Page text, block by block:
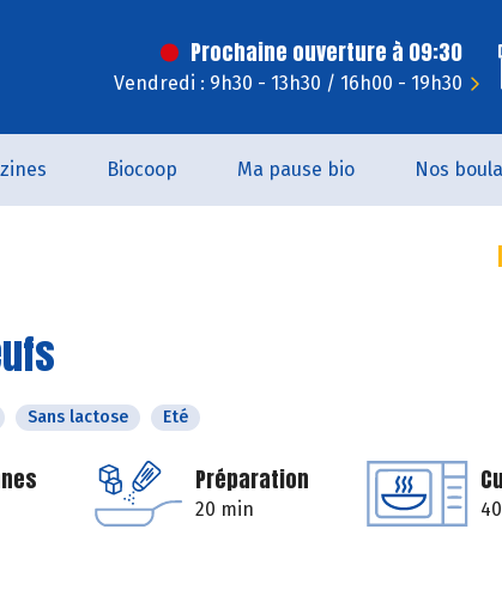
Prochaine ouverture à 09:30
Vendredi : 9h30 - 13h30 / 16h00 - 19h30
Biocoop Ma pause bio Nos
Sans lactose Eté
Préparation
20 min